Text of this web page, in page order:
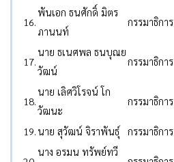
16.
พันเอก ธนศักดิ์ มิตร
ภานนท์
กรรมาธิการ
17.
นาย ธเนศพล ธนบุณย
วัฒน์
กรรมาธิการ
18.
นาย เลิศวิโรจน์ โก
วัฒนะ
กรรมาธิการ
19. นาย สุวัฒน์ จิราพันธุ์ กรรมาธิการ
นาง อรมน ทรัพย์ทวี